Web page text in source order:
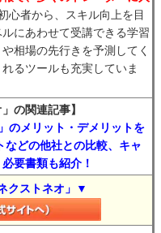
心者から、スキル向上を目
にあわせて受講できる学習
相場の先行きを予測してく
るツールも充実していま
の関連記事】
のメリット・デメリットを
どの他社との比較、キャ
要書類も紹介！
クストネオ」▼